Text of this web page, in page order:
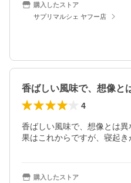
購入したストア
サプリマルシェ ヤフー店
4
香ばしい風味で、想像とは
果はこれからですが、寝起き
購入したストア